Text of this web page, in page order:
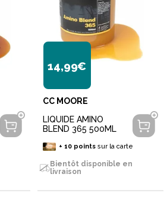
14,99€
CC MOORE
LIQUIDE AMINO
BLEND 365 500ML
+ 10pointssur la carte
Bientôt disponible en
livraison